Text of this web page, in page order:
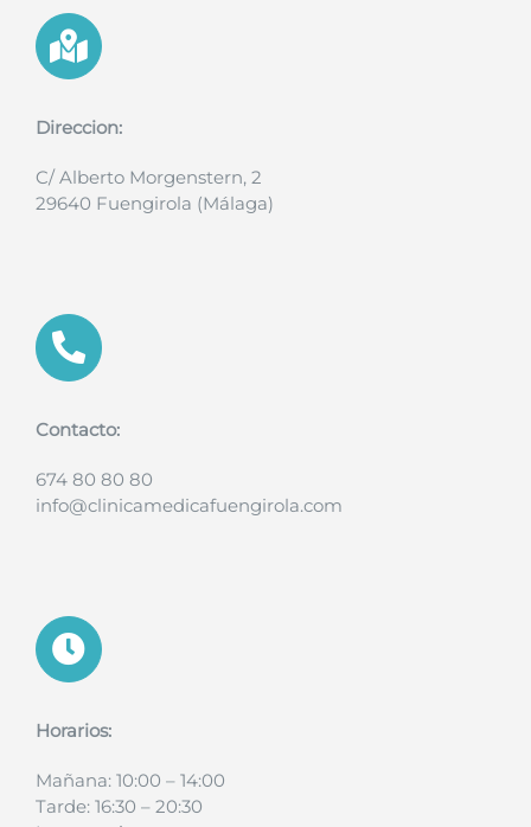
Direccion:
C/ Alberto Morgenstern, 2
29640 Fuengirola (Málaga)
Contacto:
674 80 80 80
info@clinicamedicafuengirola.com
Horarios:
Mañana: 10:00 – 14:00
Tarde: 16:30 – 20:30